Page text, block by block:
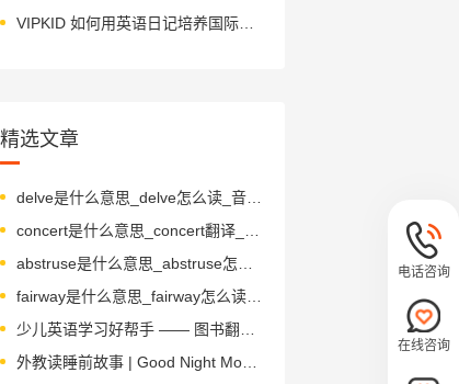
VIPKID 如何用英语日记培养国际化人才？
精选文章
delve是什么意思_delve怎么读_音标delv
fairway是什么意思_fairway怎么读_音标'feəweɪ
外教读睡前故事 | Good Night Moon 晚安，月亮
电话咨询
在线咨询